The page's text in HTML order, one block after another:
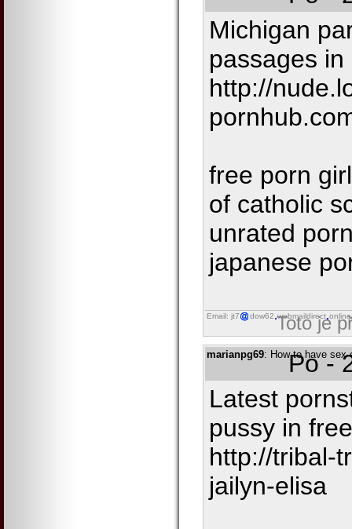
Michigan
passages
http://
free porn
of catholic
unrated
japanese
Email: jt7 dow62 webmaildirect online
Toto je
marianpg69: How to have sex
Po -
Latest
pussy in
http://tribal-
jailyn-elisa